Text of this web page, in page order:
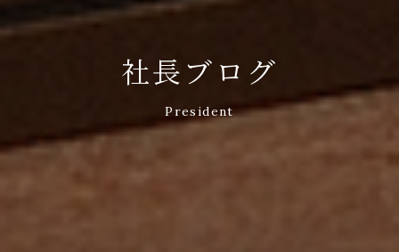
社長ブログ
President